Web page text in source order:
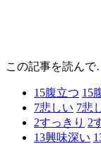
この記事を読ん
15腹立つ 15
7悲しい 7悲
2すっきり 2
13興味深い